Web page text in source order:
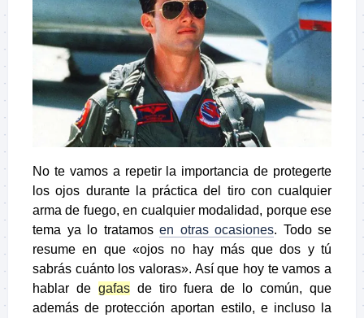
No te vamos a repetir la importancia de protegerte
los ojos durante la práctica del tiro con cualquier
arma de fuego, en cualquier modalidad, porque ese
tema ya lo tratamos en otras ocasiones. Todo se
resume en que «ojos no hay más que dos y tú
sabrás cuánto los valoras». Así que hoy te vamos a
hablar de gafasde tiro fuera de lo común, que
además de protección aportan estilo, e incluso la